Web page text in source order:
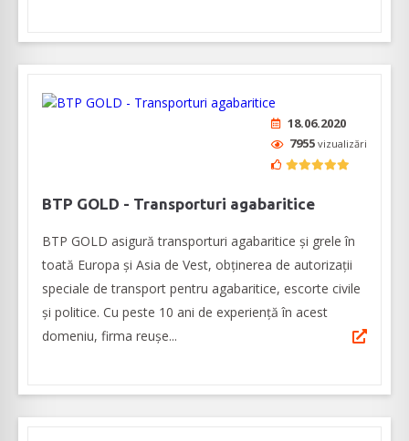
18.06.2020
7955 vizualizări
BTP GOLD - Transporturi agabaritice
BTP GOLD asigură transporturi agabaritice și grele în
toată Europa și Asia de Vest, obținerea de autorizații
speciale de transport pentru agabaritice, escorte civile
și politice. Cu peste 10 ani de experiență în acest
domeniu, firma reușe...